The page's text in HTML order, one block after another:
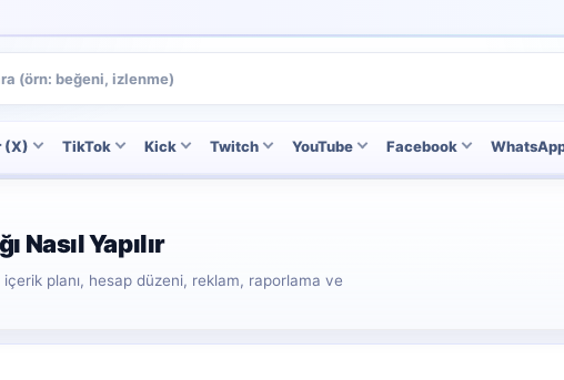
(X) TikTok Kick Twitch YouTube Facebook
Nasıl Yapılır
planı, hesap düzeni, reklam, raporlama ve